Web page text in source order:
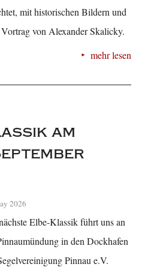
mit historischen Bildern und
von Alexander Skalicky.
mehr lesen
am
2026
Elbe-Klassik führt uns an
in den Dockhafen
Pinnau e.V.